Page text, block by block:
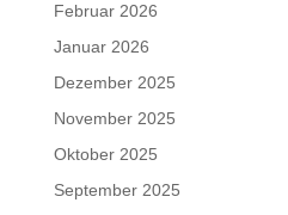
Februar 2026
Januar 2026
Dezember 2025
November 2025
Oktober 2025
September 2025